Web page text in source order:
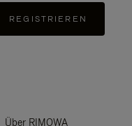
REGISTRIEREN
Über RIMOWA